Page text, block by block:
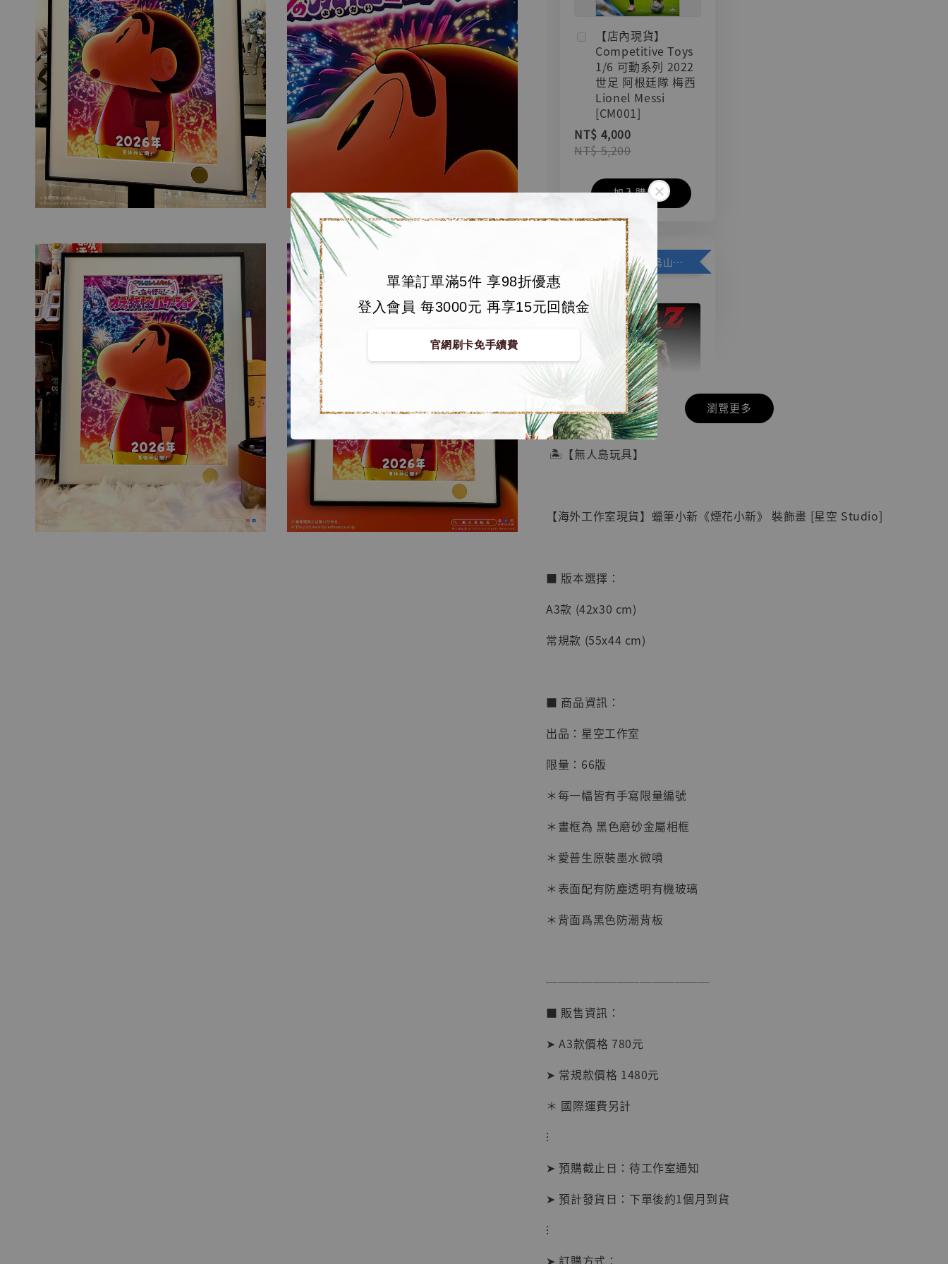
單筆訂單滿5件 享98折優惠
登入會員 每3000元 再享15元回饋金
官網刷卡免手續費
【店內現貨】
Competitive Toys
1/6 可動系列 2022
世足 阿根廷隊 梅西
Lionel Messi
[CM001]
NT$ 4,000
NT$ 5,200
加入購物車
加購優惠【悟空 鳥山明紀念款 [奇蹟工作室]】
【店內現貨】七龍珠
系列蒐藏雕像 悟空
NT$ 4,280
- +
加入購物車
【店內現貨】海賊王
系列蒐藏雕像 布魯
克達摩 [7STARS
Studio]
NT$ 1,870
可動蒐藏人偶 讓子
瀏覽更多
🏝【無人島玩具】
【海外工作室現貨】蠟筆小新《煙花小新》 裝飾畫 [星空 Studio]
■ 版本選擇：
A3款 (42x30 cm)
常規款 (55x44 cm)
■ 商品資訊：
出品：星空工作室
限量：66版
＊每一幅皆有手寫限量編號
＊畫框為 黑色磨砂金屬相框
＊愛普生原裝墨水微噴
＊表面配有防塵透明有機玻璃
＊背面爲黑色防潮背板
──────────────
■ 販售資訊：
➤ A3款價格 780元
➤ 常規款價格 1480元
＊ 國際運費另計
⁝
➤ 預購截止日：待工作室通知
➤ 預計發貨日：下單後約1個月到貨
⁝
➤ 訂購方式：